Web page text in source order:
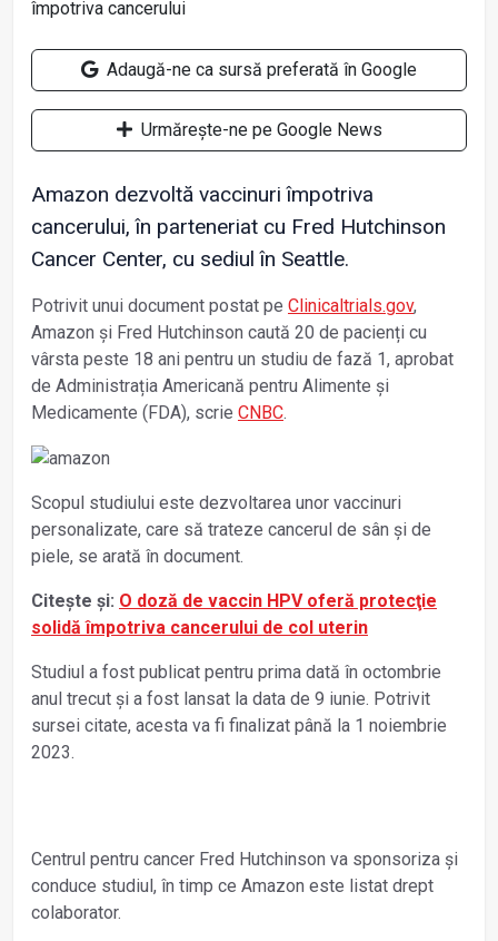
Adaugă-ne ca sursă preferată în Google
Urmărește-ne pe Google News
Amazon dezvoltă vaccinuri împotriva
cancerului, în parteneriat cu Fred Hutchinson
Cancer Center, cu sediul în Seattle.
Potrivit unui document postat pe Clinicaltrials.gov,
Amazon și Fred Hutchinson caută 20 de pacienți cu
vârsta peste 18 ani pentru un studiu de fază 1, aprobat
de Administrația Americană pentru Alimente și
Medicamente (FDA), scrie CNBC.
Scopul studiului este dezvoltarea unor vaccinuri
personalizate, care să trateze cancerul de sân și de
piele, se arată în document.
Citește și: O doză de vaccin HPV oferă protecţie
solidă împotriva cancerului de col uterin
Studiul a fost publicat pentru prima dată în octombrie
anul trecut și a fost lansat la data de 9 iunie. Potrivit
sursei citate, acesta va fi finalizat până la 1 noiembrie
2023.
Centrul pentru cancer Fred Hutchinson va sponsoriza și
conduce studiul, în timp ce Amazon este listat drept
colaborator.